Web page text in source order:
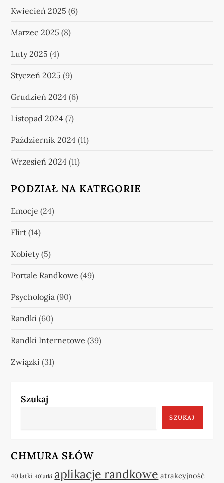
Kwiecień 2025 (6)
Marzec 2025 (8)
Luty 2025 (4)
Styczeń 2025 (9)
Grudzień 2024 (6)
Listopad 2024 (7)
Październik 2024 (11)
Wrzesień 2024 (11)
PODZIAŁ NA KATEGORIE
Emocje (24)
Flirt (14)
Kobiety(5)
Portale Randkowe (49)
Psychologia (90)
Randki (60)
Randki Internetowe (39)
Związki (31)
Szukaj
SZUKAJ
CHMURA SŁÓW
40 latki 40latki aplikacje randkowe atrakcyjność